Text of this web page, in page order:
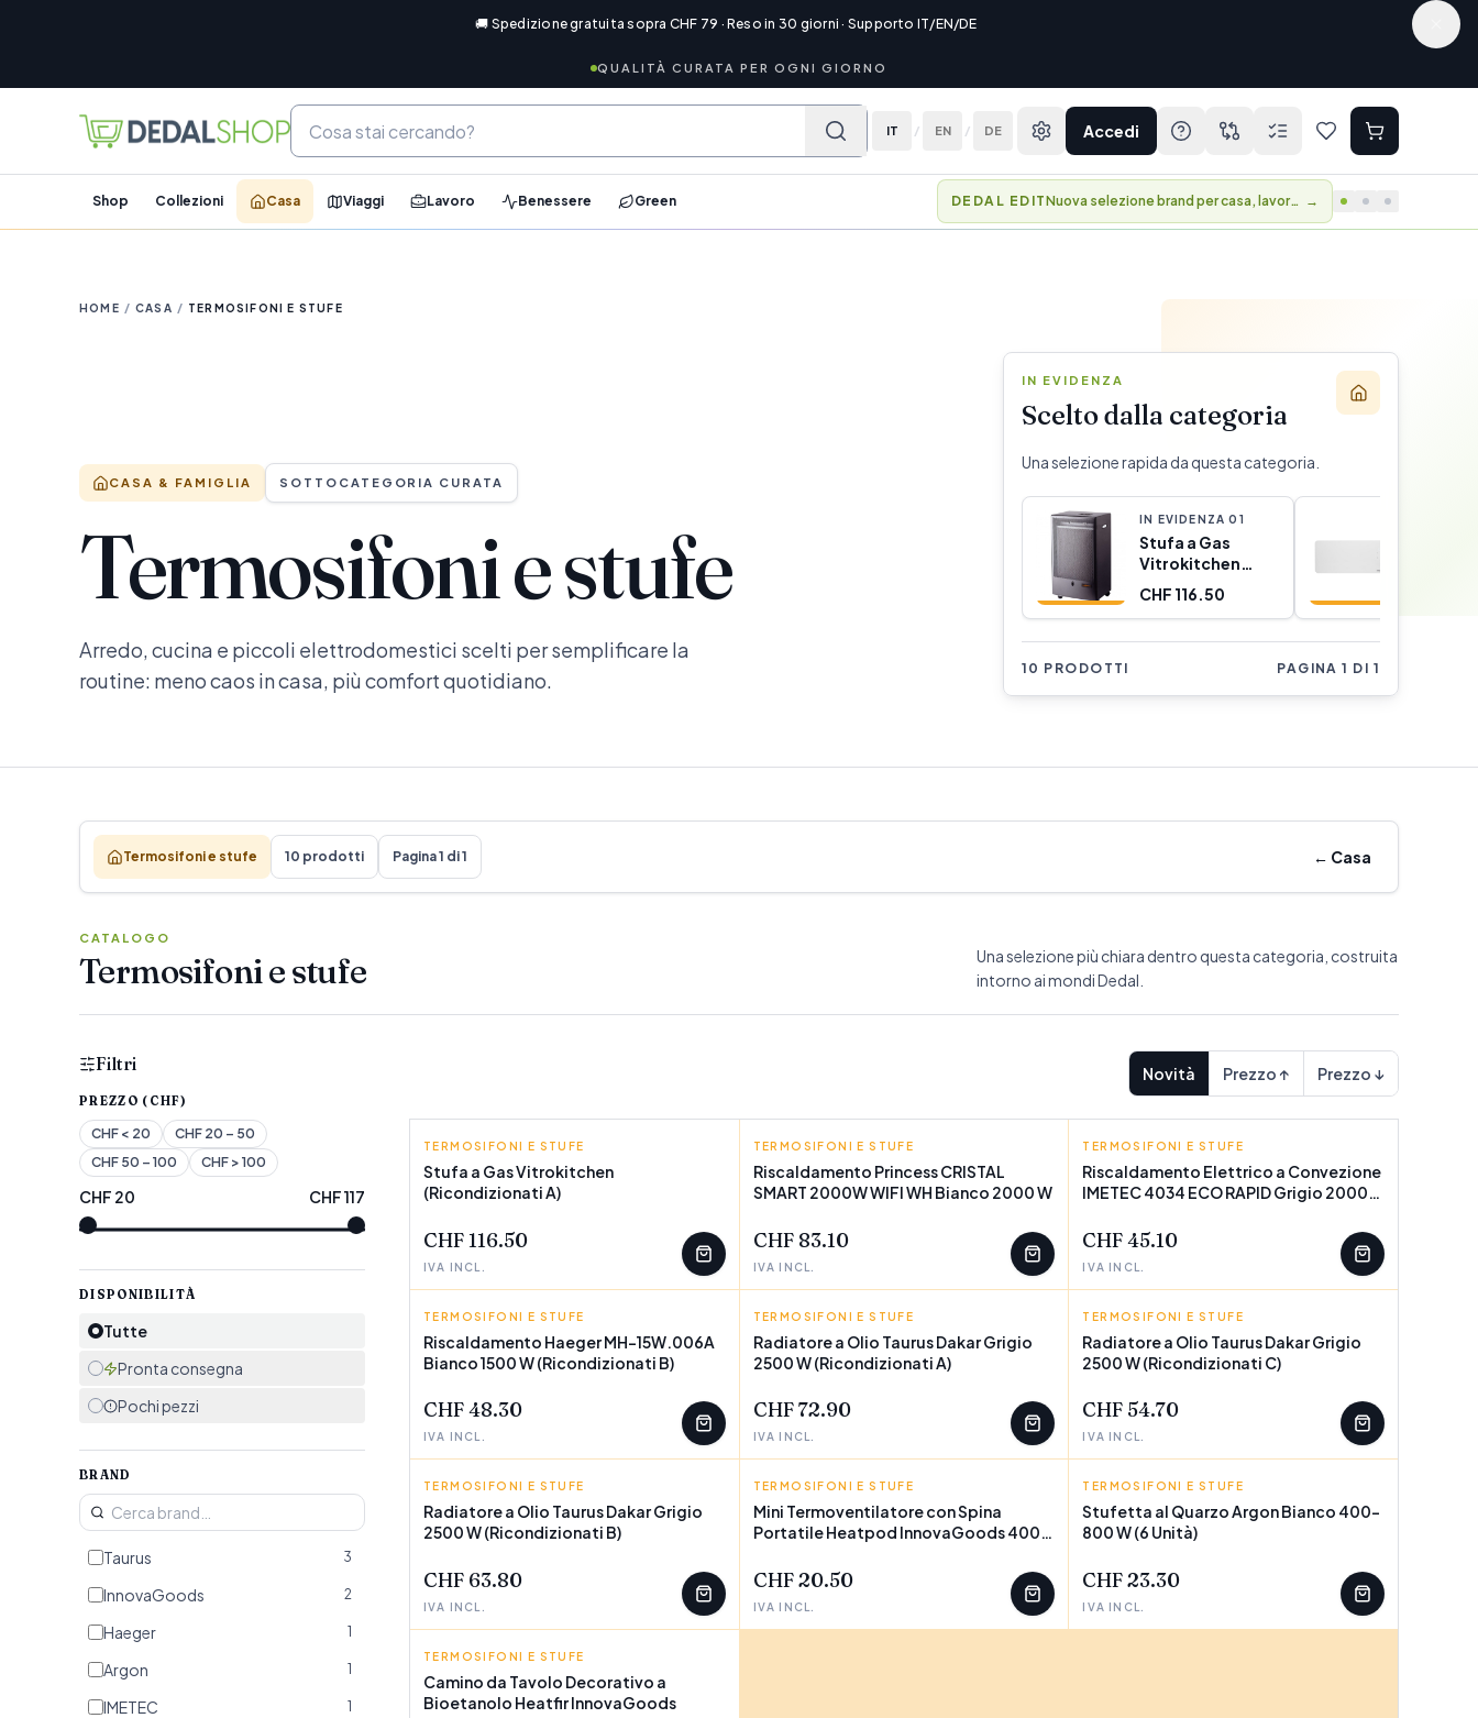
🚚 Spedizione gratuita sopra CHF 79 · Reso in 30 giorni · Supporto IT/EN/DE
QUALITÀ CURATA PER OGNI GIORNO
IT / EN / DE Accedi
Shop Collezioni Casa Viaggi Lavoro Benessere Green MEMBER DAYS Vantaggi e accesso anticipato alle collezioni. →
HOME / CASA / TERMOSIFONI E STUFE
CASA & FAMIGLIA SOTTOCATEGORIA CURATA
Termosifoni e stufe
Arredo, cucina e piccoli elettrodomestici scelti per semplificare la
routine: meno caos in casa, più comfort quotidiano.
IN EVIDENZA
Scelto dalla categoria
Una selezione rapida da questa categoria.
IN EVIDENZA 0 1
Stufa a Gas
Vitrokitchen
(Ricondizionati
A)
CHF 116.50
10 PRODOTTI PAGINA 1 DI 1
Termosifoni e stufe 10 prodotti Pagina 1 di 1 ← Casa
CATALOGO
Termosifoni e stufe
Una selezione più chiara dentro questa categoria, costruita
intorno ai mondi Dedal.
Filtri
PREZZO (CHF)
CHF < 20 CHF 20 – 50
CHF 50 – 100 CHF > 100
CHF 20 CHF117
DISPONIBILITÀ
Tutte
Pronta consegna
Pochi pezzi
BRAND
Taurus 3
InnovaGoods 2
Haeger 1
Argon 1
IMETEC 1
Novità Prezzo ↑ Prezzo ↓
VITROKITCHEN
POCHI PEZZI
TERMOSIFONI E STUFE
Stufa a Gas Vitrokitchen
(Ricondizionati A)
CHF 116.50
IVA INCL.
PRINCESS
POCHI PEZZI
TERMOSIFONI E STUFE
Riscaldamento Princess CRISTAL
SMART 2000W WIFI WH Bianco 2000 W
CHF 83.10
IVA INCL.
IMETEC
POCHI PEZZI
TERMOSIFONI E STUFE
Riscaldamento Elettrico a Convezione
IMETEC 4034 ECO RAPID Grigio 2000
CHF 45.10
IVA INCL.
HAEGER
POCHI PEZZI
TERMOSIFONI E STUFE
Riscaldamento Haeger MH-15W.006A
Bianco 1500 W (Ricondizionati B)
CHF 48.30
IVA INCL.
TAURUS
POCHI PEZZI
TERMOSIFONI E STUFE
Radiatore a Olio Taurus Dakar Grigio
2500 W (Ricondizionati A)
CHF 72.90
IVA INCL.
TAURUS
POCHI PEZZI
TERMOSIFONI E STUFE
Radiatore a Olio Taurus Dakar Grigio
2500 W (Ricondizionati C)
CHF 54.70
IVA INCL.
TAURUS
POCHI PEZZI
TERMOSIFONI E STUFE
Radiatore a Olio Taurus Dakar Grigio
2500 W (Ricondizionati B)
CHF 63.80
IVA INCL.
INNOVAGOODS
TERMOSIFONI E STUFE
Mini Termoventilatore con Spina
Portatile Heatpod InnovaGoods 400
CHF 20.50
IVA INCL.
ARGON
POCHI PEZZI
TERMOSIFONI E STUFE
Stufetta al Quarzo Argon Bianco 400-
800 W (6 Unità)
CHF 23.30
IVA INCL.
INNOVAGOODS
TERMOSIFONI E STUFE
Camino da Tavolo Decorativo a
Bioetanolo Heatfir InnovaGoods